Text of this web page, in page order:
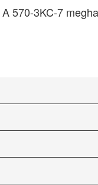
570-3KC-7